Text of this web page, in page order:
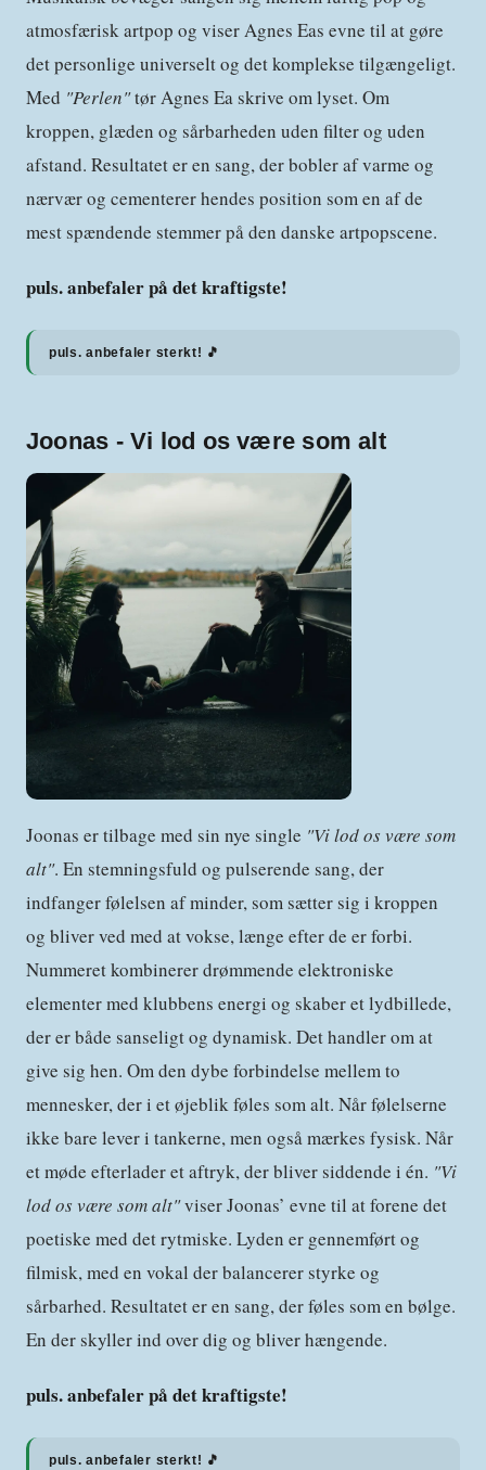
atmosfærisk artpop og viser Agnes Eas evne til at gøre
det personlige universelt og det komplekse tilgængeligt.
Med "Perlen"tør Agnes Ea skrive om lyset. Om
kroppen, glæden og sårbarheden uden filter og uden
afstand. Resultatet er en sang, der bobler af varme og
nærvær og cementerer hendes position som en af de
mest spændende stemmer på den danske artpopscene.
puls. anbefaler på det kraftigste!
puls. anbefaler sterkt! 🎵
Joonas - Vi lod os være som alt
Joonas er tilbage med sin nye single "Vi lod os være som
alt". En stemningsfuld og pulserende sang, der
indfanger følelsen af minder, som sætter sig i kroppen
og bliver ved med at vokse, længe efter de er forbi.
Nummeret kombinerer drømmende elektroniske
elementer med klubbens energi og skaber et lydbillede,
der er både sanseligt og dynamisk. Det handler om at
give sig hen. Om den dybe forbindelse mellem to
mennesker, der i et øjeblik føles som alt. Når følelserne
ikke bare lever i tankerne, men også mærkes fysisk. Når
et møde efterlader et aftryk, der bliver siddende i én. "Vi
lod os være som alt"viser Joonas’ evne til at forene det
poetiske med det rytmiske. Lyden er gennemført og
filmisk, med en vokal der balancerer styrke og
sårbarhed. Resultatet er en sang, der føles som en bølge.
En der skyller ind over dig og bliver hængende.
puls. anbefaler på det kraftigste!
puls. anbefaler sterkt! 🎵